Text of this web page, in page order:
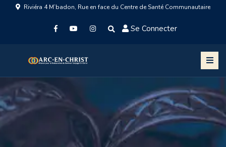
Riviéra 4 M’badon, Rue en face du Centre de Santé Communautaire
Se Connecter